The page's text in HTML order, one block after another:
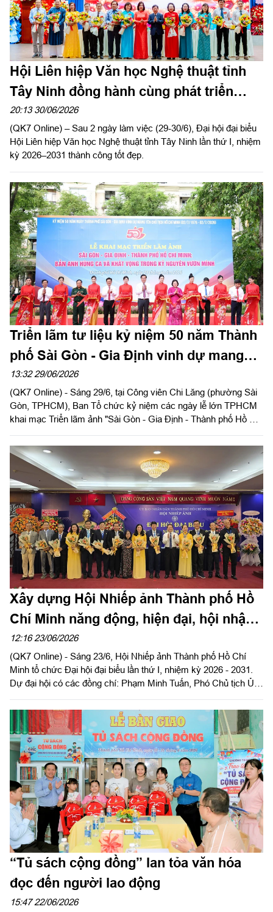
Hội Liên hiệp Văn học Nghệ thuật tỉnh
Tây Ninh đồng hành cùng phát triển
kinh tế - xã hội địa phương
20:13 30/06/2026
(QK7 Online) – Sau 2 ngày làm việc (29-30/6), Đại hội đại biểu
Hội Liên hiệp Văn học Nghệ thuật tỉnh Tây Ninh lần thứ I, nhiệm
kỳ 2026–2031 thành công tốt đẹp.
Triển lãm tư liệu kỷ niệm 50 năm Thành
phố Sài Gòn - Gia Định vinh dự mang
tên Chủ tịch Hồ Chí Minh
13:32 29/06/2026
(QK7 Online) - Sáng 29/6, tại Công viên Chi Lăng (phường Sài
Gòn, TPHCM), Ban Tổ chức kỷ niệm các ngày lễ lớn TPHCM
khai mạc Triển lãm ảnh "Sài Gòn - Gia Định - Thành phố Hồ Chí
mình", nhân kỷ niệm 50 năm Ngày Thành phố Sài Gòn - Gia
Định vinh dự mang tên Chủ tịch Hồ Chí Minh (2-7-1976 - 2-7-
2026).
Xây dựng Hội Nhiếp ảnh Thành phố Hồ
Chí Minh năng động, hiện đại, hội nhập
và phát triển
12:16 23/06/2026
(QK7 Online) - Sáng 23/6, Hội Nhiếp ảnh Thành phố Hồ Chí
Minh tổ chức Đại hội đại biểu lần thứ I, nhiệm kỳ 2026 - 2031.
Dự đại hội có các đồng chí: Phạm Minh Tuấn, Phó Chủ tịch Ủy
Thị Thanh Thủy, Phó Trưởng ban Tuyên giáo và Dân vận Thành
ủy Thành phố Hồ Chí Minh cùng đông đảo hội viên Hội Nhiếp
ảnh thành phố.
“Tủ sách cộng đồng” lan tỏa văn hóa
đọc đến người lao động
15:47 22/06/2026